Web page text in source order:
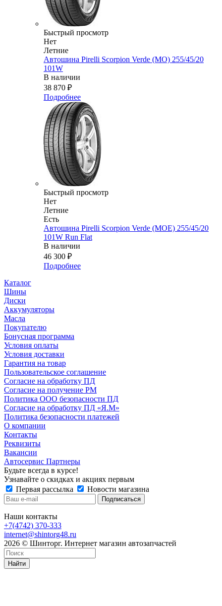
Быстрый просмотр
Нет
Летние
Автошина Pirelli Scorpion Verde (MO) 255/45/20
101W
В наличии
38 870 ₽
Подробнее
Быстрый просмотр
Нет
Летние
Есть
Автошина Pirelli Scorpion Verde (MOE) 255/45/20
101W Run Flat
В наличии
46 300 ₽
Подробнее
Каталог
Шины
Диски
Аккумуляторы
Масла
Покупателю
Бонусная программа
Условия оплаты
Условия доставки
Гарантия на товар
Пользовательское соглашение
Согласие на обработку ПД
Согласие на получение РМ
Политика ООО безопасности ПД
Согласие на обработку ПД «Я.М»
Политика безопасности платежей
О компании
Контакты
Реквизиты
Вакансии
Автосервис Партнеры
Будьте всегда в курсе!
Узнавайте о скидках и акциях первым
Первая рассылка
Новости магазина
Наши контакты
+7(4742) 370-333
internet@shintorg48.ru
2026 © Шинторг. Интернет магазин автозапчастей
Найти